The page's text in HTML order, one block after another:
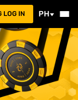
LOG IN PH